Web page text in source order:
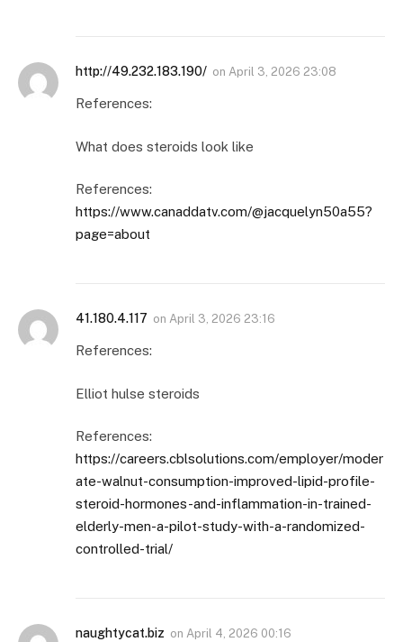
http://49.232.183.190/ on April 3, 2026 23:08
References:
What does steroids look like
References:
https://www.canaddatv.com/@jacquelyn50a55?
page=about
41.180.4.117 on April 3, 2026 23:16
References:
Elliot hulse steroids
References:
https://careers.cblsolutions.com/employer/moder
ate-walnut-consumption-improved-lipid-profile-
steroid-hormones-and-inflammation-in-trained-
elderly-men-a-pilot-study-with-a-randomized-
controlled-trial/
naughtycat.biz on April 4, 2026 00:16